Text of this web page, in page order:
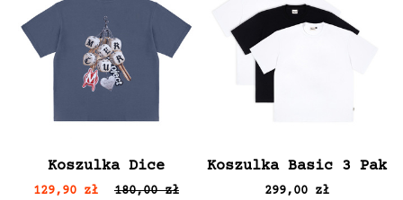
Koszulka Dice
129,90 zł 180,00 zł
Koszulka Basic 3 Pak
299,00 zł